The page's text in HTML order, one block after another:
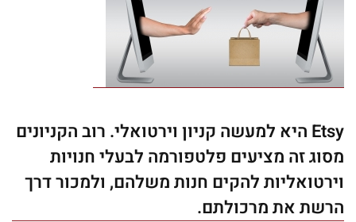
Etsy היא למעשה קניון וירטואלי. רוב הקניונים
מסוג זה מציעים פלטפורמה לבעלי חנויות
וירטואליות להקים חנות משלהם, ולמכור דרך
הרשת את מרכולתם.